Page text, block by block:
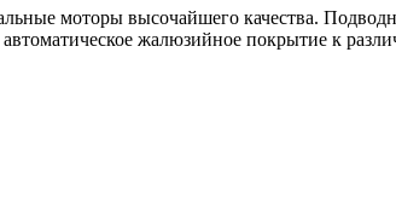
моторы высочайшего качества.
жалюзийное покрытие к